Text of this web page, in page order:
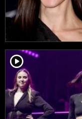
player2